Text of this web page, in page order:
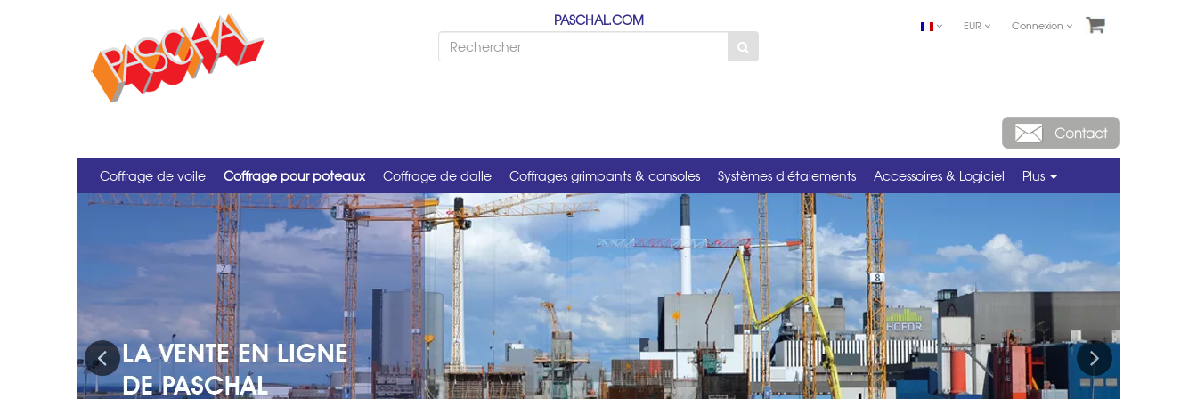
EUR Connexion
PASCHAL.COM
Coffrage de voile Coffrage pour poteaux Coffrage de dalle Coffrages grimpants & consoles Systèmes d'étaiements Accessoires & Logiciel Plus
Previous Next